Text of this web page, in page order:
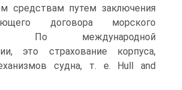
средствам путем заключения
договора морского
По международной
это страхование корпуса,
судна, т. е. Hull and